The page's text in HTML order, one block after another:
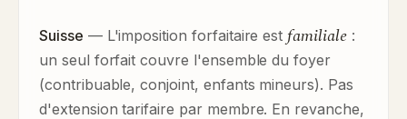
Suisse — L'imposition forfaitaire est familiale:
un seul forfait couvre l'ensemble du foyer
(contribuable, conjoint, enfants mineurs). Pas
d'extension tarifaire par membre. En revanche,